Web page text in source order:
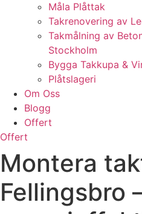
Måla Plåttak
Takrenovering av
Takmålning av
Stockholm
Bygga Takkupa &
Plåtslageri
Om Oss
Blogg
Offert
Offert
Montera
Fellingsbro